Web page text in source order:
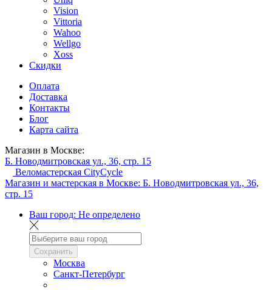
Vision
Vittoria
Wahoo
Wellgo
Xoss
Скидки
Оплата
Доставка
Контакты
Блог
Карта сайта
Магазин в Москве:
Б. Новодмитровская ул., 36, стр. 15
Веломастерская CityCycle
Магазин и мастерская в Москве: Б. Новодмитровская ул., 36,
стр. 15
Ваш город: Не определено
Сохранить
Москва
Санкт-Петербург